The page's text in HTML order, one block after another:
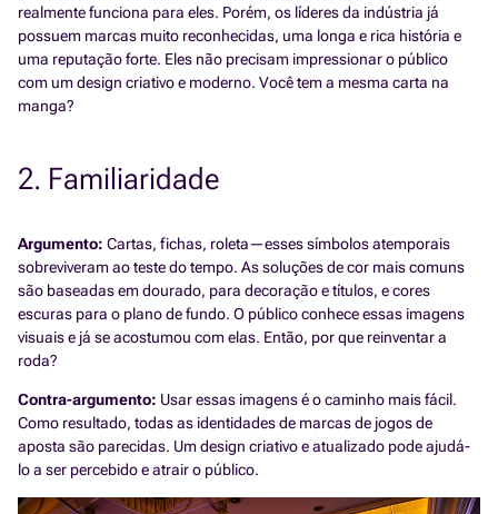
realmente funciona para eles. Porém, os líderes da indústria já
possuem marcas muito reconhecidas, uma longa e rica história e
uma reputação forte. Eles não precisam impressionar o público
com um design criativo e moderno. Você tem a mesma carta na
manga?
2. Familiaridade
Argumento: Cartas, fichas, roleta—esses símbolos atemporais
sobreviveram ao teste do tempo. As soluções de cor mais comuns
são baseadas em dourado, para decoração e títulos, e cores
escuras para o plano de fundo. O público conhece essas imagens
visuais e já se acostumou com elas. Então, por que reinventar a
roda?
Contra-argumento: Usar essas imagens é o caminho mais fácil.
Como resultado, todas as identidades de marcas de jogos de
aposta são parecidas. Um design criativo e atualizado pode ajudá-
lo a ser percebido e atrair o público.